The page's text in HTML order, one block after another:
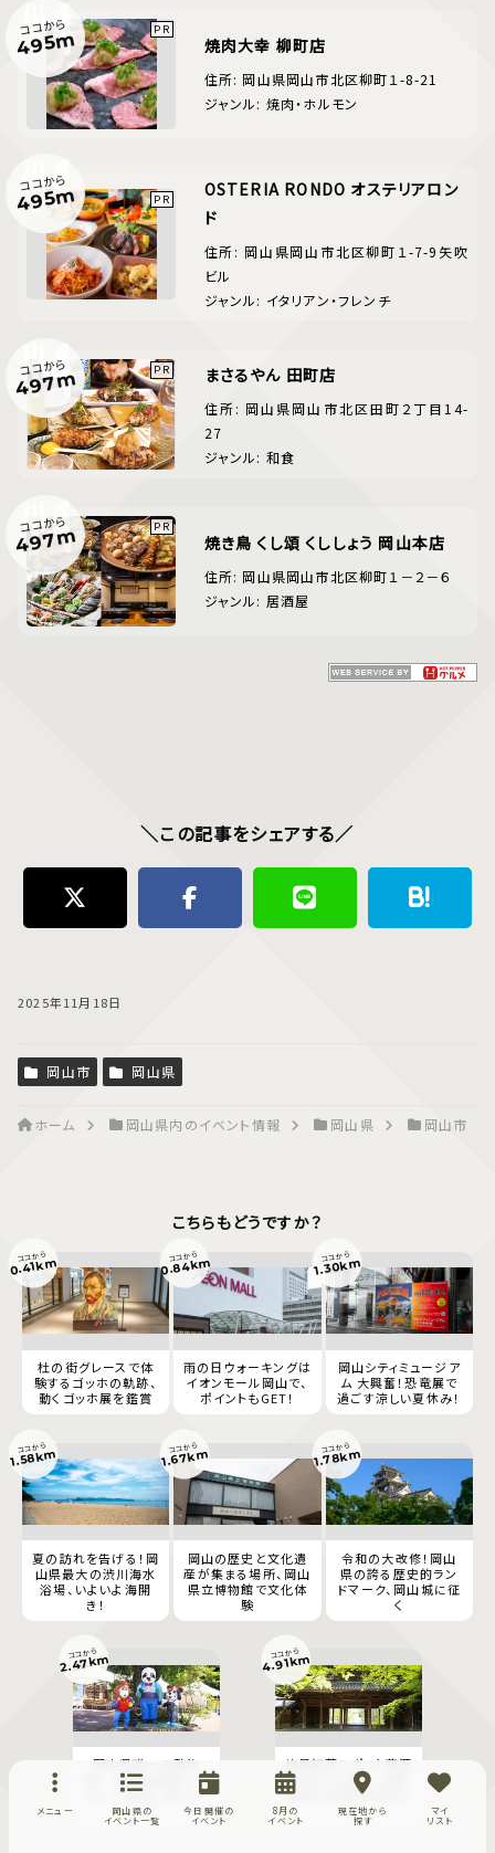
ココから
495m 焼肉大幸 柳町店
住所: 岡山県岡山市北区柳町１-8-21
ジャンル: 焼肉・ホルモン
ココから
495m
OSTERIA RONDO オステリアロン
ド
住所: 岡山県岡山市北区柳町１-7-9矢吹
ビル
ジャンル: イタリアン・フレンチ
ココから
497m まさるやん 田町店
住所: 岡山県岡山市北区田町２丁目14-
27
ジャンル: 和食
ココから
497m 焼き鳥 くし頌 くししょう 岡山本店
住所: 岡山県岡山市北区柳町１－２－６
ジャンル: 居酒屋
＼この記事をシェアする／
2025年11月18日
岡山市 岡山県
ホーム 岡山県内のイベント情報 岡山県 岡山市
こちらもどうですか？
杜の街グレースで体
験するゴッホの軌跡、
動くゴッホ展を鑑賞
ココから
0.41km
雨の日ウォーキングは
イオンモール岡山で、
ポイントもGET！
ココから
0.84km
岡山シティミュージア
ム 大興奮！恐竜展で
過ごす涼しい夏休み！
ココから
1.30km
夏の訪れを告げる！岡
山県最大の渋川海水
浴場、いよいよ海開
き！
ココから
1.58km
岡山の歴史と文化遺
産が集まる場所、岡山
県立博物館で文化体
験
ココから
1.67km
令和の大改修！岡山
県の誇る歴史的ラン
ドマーク、岡山城に征
く
ココから
1.78km
岡山県唯一の動物
園 池田動物園でか
わいい動物に癒され
よう
ココから
2.47km
絶景紅葉スポット曹源
寺 第二代藩主・池田
綱政の菩提寺を訪ね
る
ココから
4.91km
メニュー
岡山県の
イベント一覧
今日開催の
イベント
8月の
イベント
現在地から
探す
マイ
リスト